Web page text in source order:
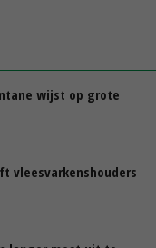
wijst op grote
vleesvarkenshouders